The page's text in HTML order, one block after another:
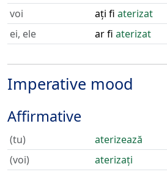
voi
ați fi aterizat
ei, ele
ar fi aterizat
Imperative mood
Affirmative
(tu)
aterizează
(voi)
aterizați